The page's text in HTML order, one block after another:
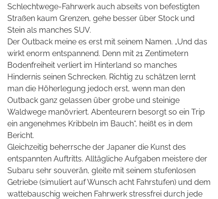
Schlechtwege-Fahrwerk auch abseits von befestigten
Straßen kaum Grenzen, gehe besser über Stock und
Stein als manches SUV.
Der Outback meine es erst mit seinem Namen. „Und das
wirkt enorm entspannend. Denn mit 21 Zentimetern
Bodenfreiheit verliert im Hinterland so manches
Hindernis seinen Schrecken. Richtig zu schätzen lernt
man die Höherlegung jedoch erst, wenn man den
Outback ganz gelassen über grobe und steinige
Waldwege manövriert. Abenteurern besorgt so ein Trip
ein angenehmes Kribbeln im Bauch“, heißt es in dem
Bericht.
Gleichzeitig beherrsche der Japaner die Kunst des
entspannten Auftritts. Alltägliche Aufgaben meistere der
Subaru sehr souverän, gleite mit seinem stufenlosen
Getriebe (simuliert auf Wunsch acht Fahrstufen) und dem
wattebauschig weichen Fahrwerk stressfrei durch jede